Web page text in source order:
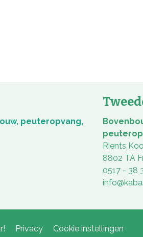
peuteropvang,
Rients
8802 TA
0517 - 38
Privacy Cookie instellingen